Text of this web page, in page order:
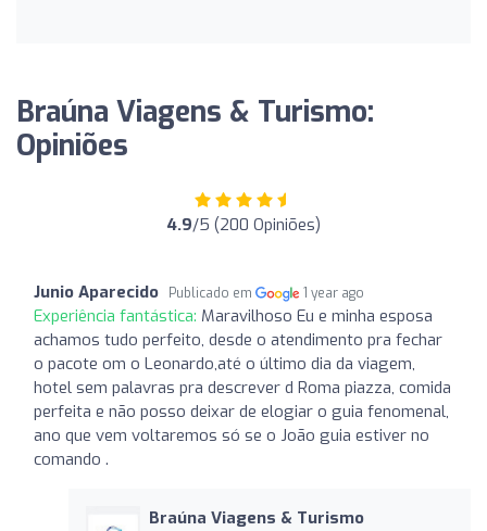
Braúna Viagens & Turismo:
Opiniões
4.9/5 (200 Opiniões)
Junio Aparecido Publicado em 1 year ago
Experiência fantástica: Maravilhoso Eu e minha esposa
achamos tudo perfeito, desde o atendimento pra fechar
o pacote om o Leonardo,até o último dia da viagem,
hotel sem palavras pra descrever d Roma piazza, comida
perfeita e não posso deixar de elogiar o guia fenomenal,
ano que vem voltaremos só se o João guia estiver no
comando .
Braúna Viagens & Turismo